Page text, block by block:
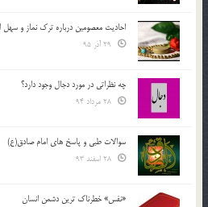
احادیث معصومین درباره ترک نماز و سهل
چه نظراتی در مورد دجال وجود دارد؟
سوالات طبی و پاسخ های امام صادق(ع)
«نفس» خطرناک ترین دشمن انسان